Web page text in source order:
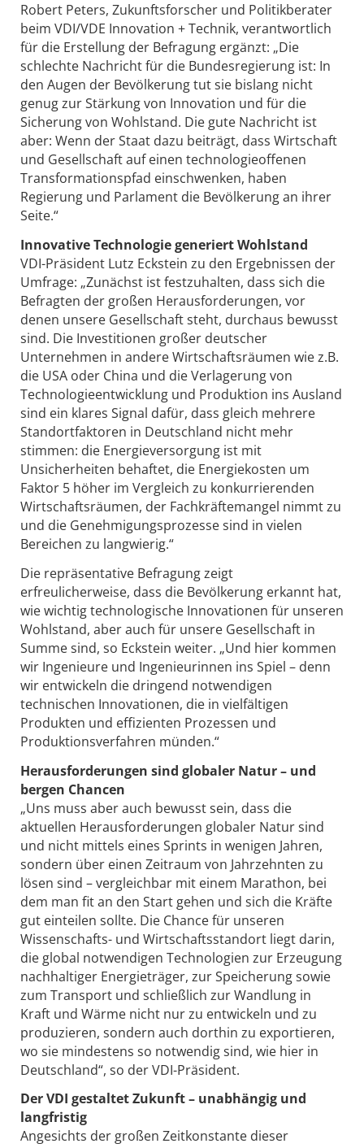
Robert Peters, Zukunftsforscher und Politikberater
beim VDI/VDE Innovation + Technik, verantwortlich
für die Erstellung der Befragung ergänzt: „Die
schlechte Nachricht für die Bundesregierung ist: In
den Augen der Bevölkerung tut sie bislang nicht
genug zur Stärkung von Innovation und für die
Sicherung von Wohlstand. Die gute Nachricht ist
aber: Wenn der Staat dazu beiträgt, dass Wirtschaft
und Gesellschaft auf einen technologieoffenen
Transformationspfad einschwenken, haben
Regierung und Parlament die Bevölkerung an ihrer
Seite.“
Innovative Technologie generiert Wohlstand
VDI-Präsident Lutz Eckstein zu den Ergebnissen der
Umfrage: „Zunächst ist festzuhalten, dass sich die
Befragten der großen Herausforderungen, vor
denen unsere Gesellschaft steht, durchaus bewusst
sind. Die Investitionen großer deutscher
Unternehmen in andere Wirtschaftsräumen wie z.B.
die USA oder China und die Verlagerung von
Technologieentwicklung und Produktion ins Ausland
sind ein klares Signal dafür, dass gleich mehrere
Standortfaktoren in Deutschland nicht mehr
stimmen: die Energieversorgung ist mit
Unsicherheiten behaftet, die Energiekosten um
Faktor 5 höher im Vergleich zu konkurrierenden
Wirtschaftsräumen, der Fachkräftemangel nimmt zu
und die Genehmigungsprozesse sind in vielen
Bereichen zu langwierig.“
Die repräsentative Befragung zeigt
erfreulicherweise, dass die Bevölkerung erkannt hat,
wie wichtig technologische Innovationen für unseren
Wohlstand, aber auch für unsere Gesellschaft in
Summe sind, so Eckstein weiter. „Und hier kommen
wir Ingenieure und Ingenieurinnen ins Spiel – denn
wir entwickeln die dringend notwendigen
technischen Innovationen, die in vielfältigen
Produkten und effizienten Prozessen und
Produktionsverfahren münden.“
Herausforderungen sind globaler Natur – und
bergen Chancen
„Uns muss aber auch bewusst sein, dass die
aktuellen Herausforderungen globaler Natur sind
und nicht mittels eines Sprints in wenigen Jahren,
sondern über einen Zeitraum von Jahrzehnten zu
lösen sind – vergleichbar mit einem Marathon, bei
dem man fit an den Start gehen und sich die Kräfte
gut einteilen sollte. Die Chance für unseren
Wissenschafts- und Wirtschaftsstandort liegt darin,
die global notwendigen Technologien zur Erzeugung
nachhaltiger Energieträger, zur Speicherung sowie
zum Transport und schließlich zur Wandlung in
Kraft und Wärme nicht nur zu entwickeln und zu
produzieren, sondern auch dorthin zu exportieren,
wo sie mindestens so notwendig sind, wie hier in
Deutschland“, so der VDI-Präsident.
Der VDI gestaltet Zukunft – unabhängig und
langfristig
Angesichts der großen Zeitkonstante dieser